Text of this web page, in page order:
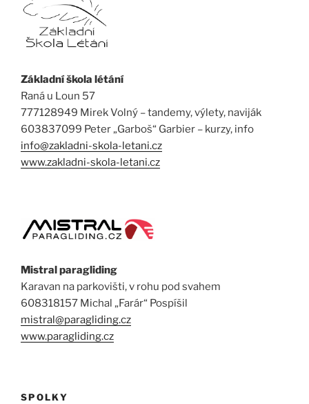
Základní škola létání
Raná u Loun 57
777128949 Mirek Volný – tandemy, výlety, naviják
603837099 Peter „Garboš“ Garbier – kurzy, info
info@zakladni-skola-letani.cz
www.zakladni-skola-letani.cz
Mistral paragliding
Karavan na parkovišti, v rohu pod svahem
608318157 Michal „Farár“ Pospíšil
mistral@paragliding.cz
www.paragliding.cz
SPOLKY